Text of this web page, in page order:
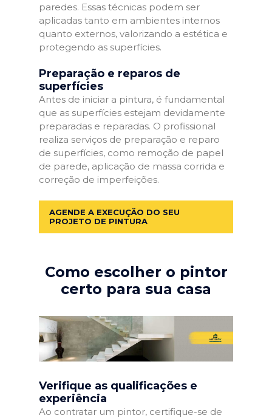
paredes. Essas técnicas podem ser
aplicadas tanto em ambientes internos
quanto externos, valorizando a estética e
protegendo as superfícies.
Preparação e reparos de
superfícies
Antes de iniciar a pintura, é fundamental
que as superfícies estejam devidamente
preparadas e reparadas. O profissional
realiza serviços de preparação e reparo
de superfícies, como remoção de papel
de parede, aplicação de massa corrida e
correção de imperfeições.
AGENDE A EXECUÇÃO DO SEU
PROJETO DE PINTURA
Como escolher o pintor
certo para sua casa
Verifique as qualificações e
experiência
Ao contratar um pintor, certifique-se de